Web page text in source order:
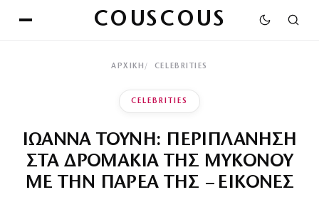
COUSCOUS
ΑΡΧΙΚΉ CELEBRITIES
CELEBRITIES
ΙΩΑΝΝΑ ΤΟΥΝΗ: ΠΕΡΙΠΛΑΝΗΣΗ
ΣΤΑ ΔΡΟΜΑΚΙΑ ΤΗΣ ΜΥΚΟΝΟΥ
ΜΕ ΤΗΝ ΠΑΡΕΑ ΤΗΣ – ΕΙΚΟΝΕΣ